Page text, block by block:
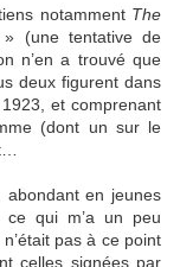
notamment The
» (une tentative de
n’en a trouvé que
deux figurent dans
et comprenant
(dont un sur le
, abondant en jeunes
qui m’a un peu
pas à ce point
celles signées par